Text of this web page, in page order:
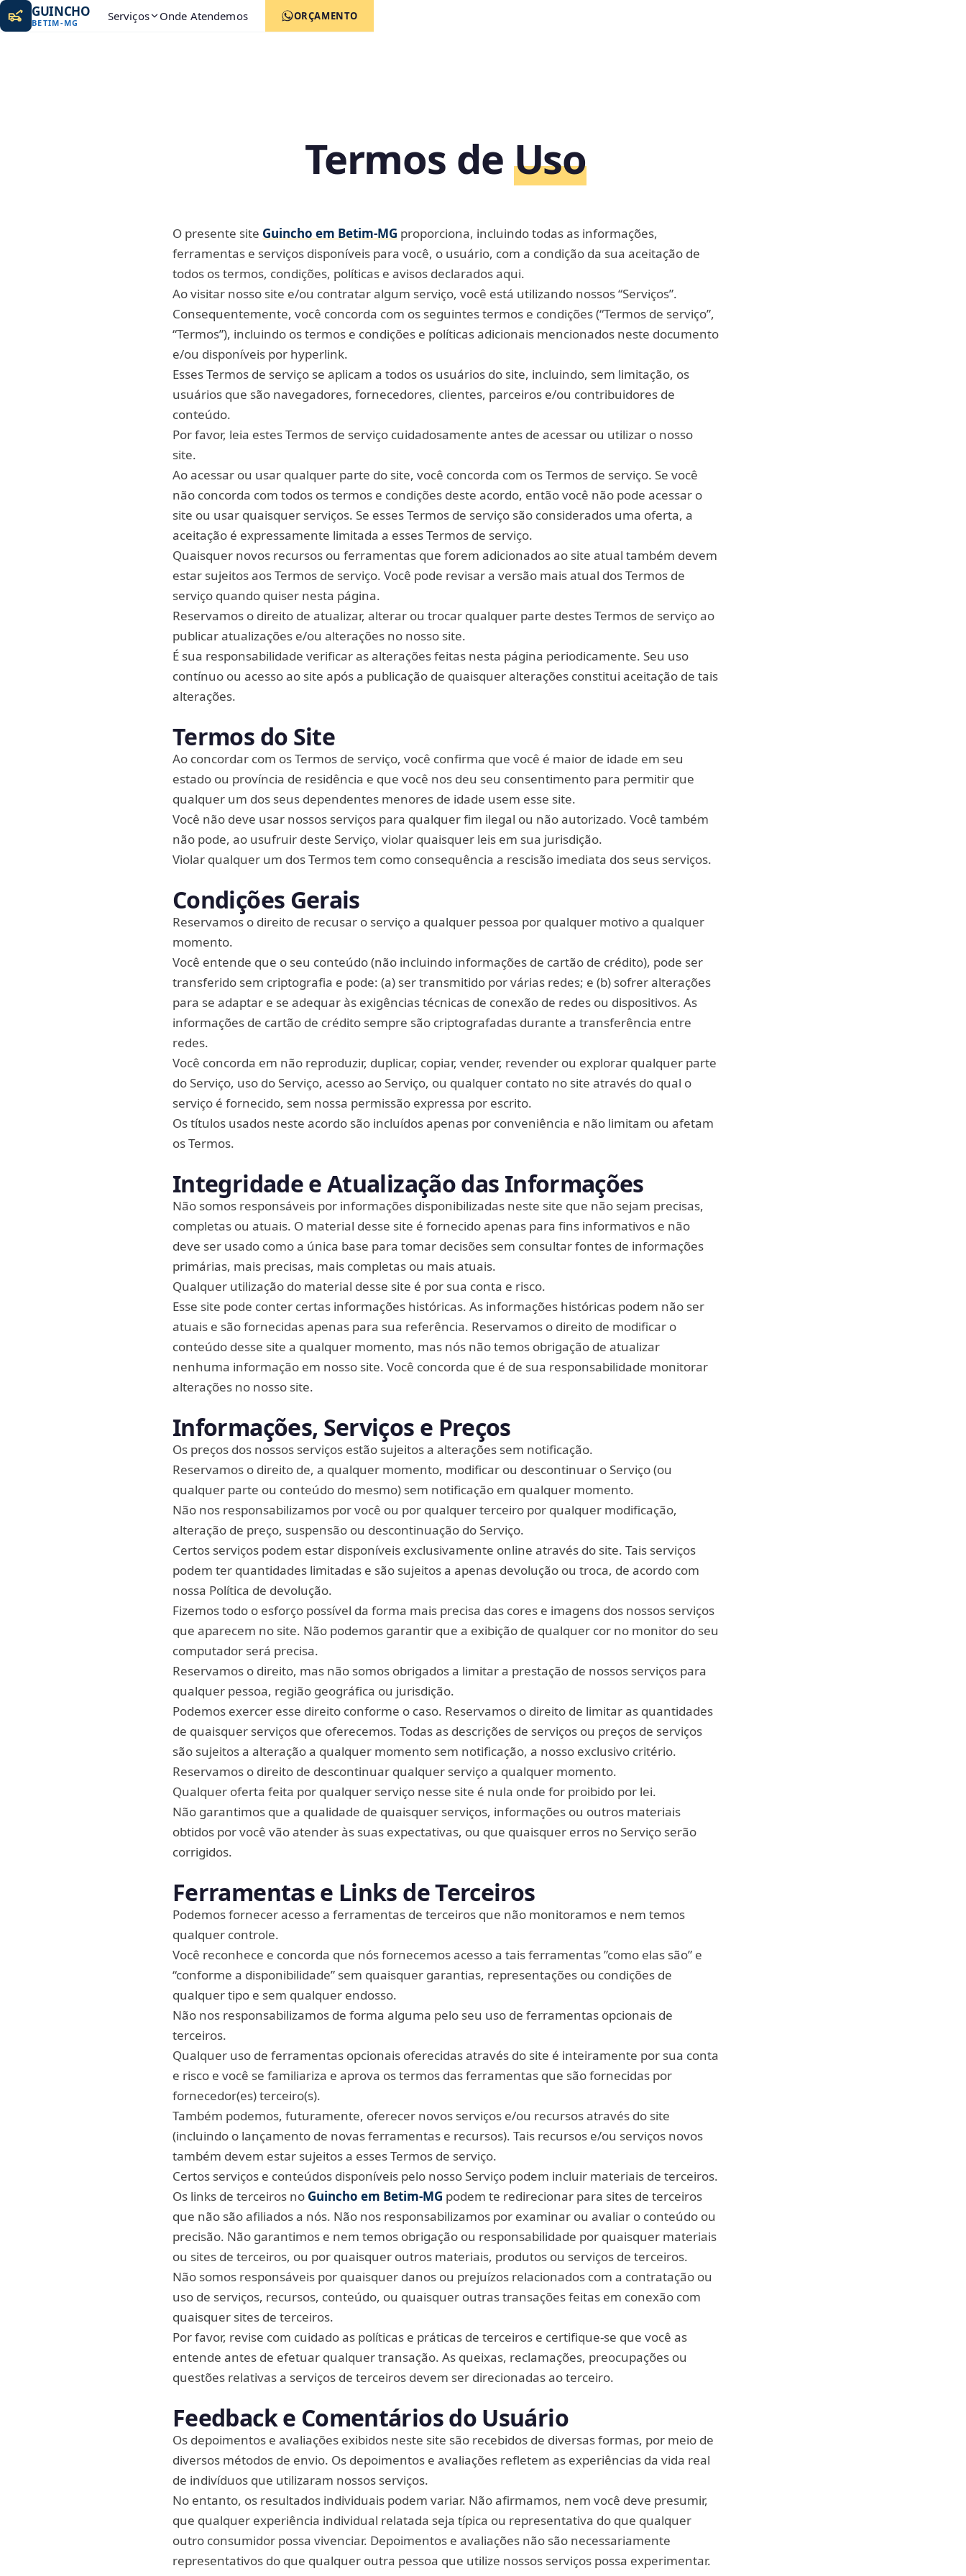
GUINCHO
BETIM-MG Serviços Onde Atendemos ORÇAMENTO
Termos deUso
O presente site Guincho em Betim‑MG proporciona, incluindo todas as informações,
ferramentas e serviços disponíveis para você, o usuário, com a condição da sua aceitação de
todos os termos, condições, políticas e avisos declarados aqui.
Ao visitar nosso site e/ou contratar algum serviço, você está utilizando nossos “Serviços”.
Consequentemente, você concorda com os seguintes termos e condições (“Termos de serviço”,
“Termos”), incluindo os termos e condições e políticas adicionais mencionados neste documento
e/ou disponíveis por hyperlink.
Esses Termos de serviço se aplicam a todos os usuários do site, incluindo, sem limitação, os
usuários que são navegadores, fornecedores, clientes, parceiros e/ou contribuidores de
conteúdo.
Por favor, leia estes Termos de serviço cuidadosamente antes de acessar ou utilizar o nosso
site.
Ao acessar ou usar qualquer parte do site, você concorda com os Termos de serviço. Se você
não concorda com todos os termos e condições deste acordo, então você não pode acessar o
site ou usar quaisquer serviços. Se esses Termos de serviço são considerados uma oferta, a
aceitação é expressamente limitada a esses Termos de serviço.
Quaisquer novos recursos ou ferramentas que forem adicionados ao site atual também devem
estar sujeitos aos Termos de serviço. Você pode revisar a versão mais atual dos Termos de
serviço quando quiser nesta página.
Reservamos o direito de atualizar, alterar ou trocar qualquer parte destes Termos de serviço ao
publicar atualizações e/ou alterações no nosso site.
É sua responsabilidade verificar as alterações feitas nesta página periodicamente. Seu uso
contínuo ou acesso ao site após a publicação de quaisquer alterações constitui aceitação de tais
alterações.
Termos do Site
Ao concordar com os Termos de serviço, você confirma que você é maior de idade em seu
estado ou província de residência e que você nos deu seu consentimento para permitir que
qualquer um dos seus dependentes menores de idade usem esse site.
Você não deve usar nossos serviços para qualquer fim ilegal ou não autorizado. Você também
não pode, ao usufruir deste Serviço, violar quaisquer leis em sua jurisdição.
Violar qualquer um dos Termos tem como consequência a rescisão imediata dos seus serviços.
Condições Gerais
Reservamos o direito de recusar o serviço a qualquer pessoa por qualquer motivo a qualquer
momento.
Você entende que o seu conteúdo (não incluindo informações de cartão de crédito), pode ser
transferido sem criptografia e pode: (a) ser transmitido por várias redes; e (b) sofrer alterações
para se adaptar e se adequar às exigências técnicas de conexão de redes ou dispositivos. As
informações de cartão de crédito sempre são criptografadas durante a transferência entre
redes.
Você concorda em não reproduzir, duplicar, copiar, vender, revender ou explorar qualquer parte
do Serviço, uso do Serviço, acesso ao Serviço, ou qualquer contato no site através do qual o
serviço é fornecido, sem nossa permissão expressa por escrito.
Os títulos usados neste acordo são incluídos apenas por conveniência e não limitam ou afetam
os Termos.
Integridade e Atualização das Informações
Não somos responsáveis por informações disponibilizadas neste site que não sejam precisas,
completas ou atuais. O material desse site é fornecido apenas para fins informativos e não
deve ser usado como a única base para tomar decisões sem consultar fontes de informações
primárias, mais precisas, mais completas ou mais atuais.
Qualquer utilização do material desse site é por sua conta e risco.
Esse site pode conter certas informações históricas. As informações históricas podem não ser
atuais e são fornecidas apenas para sua referência. Reservamos o direito de modificar o
conteúdo desse site a qualquer momento, mas nós não temos obrigação de atualizar
nenhuma informação em nosso site. Você concorda que é de sua responsabilidade monitorar
alterações no nosso site.
Informações, Serviços e Preços
Os preços dos nossos serviços estão sujeitos a alterações sem notificação.
Reservamos o direito de, a qualquer momento, modificar ou descontinuar o Serviço (ou
qualquer parte ou conteúdo do mesmo) sem notificação em qualquer momento.
Não nos responsabilizamos por você ou por qualquer terceiro por qualquer modificação,
alteração de preço, suspensão ou descontinuação do Serviço.
Certos serviços podem estar disponíveis exclusivamente online através do site. Tais serviços
podem ter quantidades limitadas e são sujeitos a apenas devolução ou troca, de acordo com
nossa Política de devolução.
Fizemos todo o esforço possível da forma mais precisa das cores e imagens dos nossos serviços
que aparecem no site. Não podemos garantir que a exibição de qualquer cor no monitor do seu
computador será precisa.
Reservamos o direito, mas não somos obrigados a limitar a prestação de nossos serviços para
qualquer pessoa, região geográfica ou jurisdição.
Podemos exercer esse direito conforme o caso. Reservamos o direito de limitar as quantidades
de quaisquer serviços que oferecemos. Todas as descrições de serviços ou preços de serviços
são sujeitos a alteração a qualquer momento sem notificação, a nosso exclusivo critério.
Reservamos o direito de descontinuar qualquer serviço a qualquer momento.
Qualquer oferta feita por qualquer serviço nesse site é nula onde for proibido por lei.
Não garantimos que a qualidade de quaisquer serviços, informações ou outros materiais
obtidos por você vão atender às suas expectativas, ou que quaisquer erros no Serviço serão
corrigidos.
Ferramentas e Links de Terceiros
Podemos fornecer acesso a ferramentas de terceiros que não monitoramos e nem temos
qualquer controle.
Você reconhece e concorda que nós fornecemos acesso a tais ferramentas ”como elas são” e
“conforme a disponibilidade” sem quaisquer garantias, representações ou condições de
qualquer tipo e sem qualquer endosso.
Não nos responsabilizamos de forma alguma pelo seu uso de ferramentas opcionais de
terceiros.
Qualquer uso de ferramentas opcionais oferecidas através do site é inteiramente por sua conta
e risco e você se familiariza e aprova os termos das ferramentas que são fornecidas por
fornecedor(es) terceiro(s).
Também podemos, futuramente, oferecer novos serviços e/ou recursos através do site
(incluindo o lançamento de novas ferramentas e recursos). Tais recursos e/ou serviços novos
também devem estar sujeitos a esses Termos de serviço.
Certos serviços e conteúdos disponíveis pelo nosso Serviço podem incluir materiais de terceiros.
Os links de terceiros no Guincho em Betim‑MG podem te redirecionar para sites de terceiros
que não são afiliados a nós. Não nos responsabilizamos por examinar ou avaliar o conteúdo ou
precisão. Não garantimos e nem temos obrigação ou responsabilidade por quaisquer materiais
ou sites de terceiros, ou por quaisquer outros materiais, produtos ou serviços de terceiros.
Não somos responsáveis por quaisquer danos ou prejuízos relacionados com a contratação ou
uso de serviços, recursos, conteúdo, ou quaisquer outras transações feitas em conexão com
quaisquer sites de terceiros.
Por favor, revise com cuidado as políticas e práticas de terceiros e certifique-se que você as
entende antes de efetuar qualquer transação. As queixas, reclamações, preocupações ou
questões relativas a serviços de terceiros devem ser direcionadas ao terceiro.
Feedback e Comentários do Usuário
Os depoimentos e avaliações exibidos neste site são recebidos de diversas formas, por meio de
diversos métodos de envio. Os depoimentos e avaliações refletem as experiências da vida real
de indivíduos que utilizaram nossos serviços.
No entanto, os resultados individuais podem variar. Não afirmamos, nem você deve presumir,
que qualquer experiência individual relatada seja típica ou representativa do que qualquer
outro consumidor possa vivenciar. Depoimentos e avaliações não são necessariamente
representativos do que qualquer outra pessoa que utilize nossos serviços possa experimentar.